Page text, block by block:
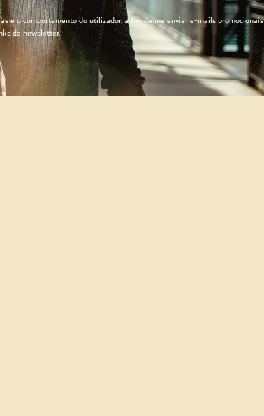
e o comportamento do utilizador, a fim de me enviar e-mails promocionais
da newsletter.